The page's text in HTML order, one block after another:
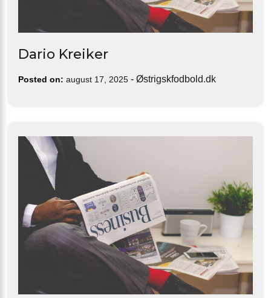
Dario Kreiker
Posted on: august 17, 2025 - Østrigskfodbold.dk